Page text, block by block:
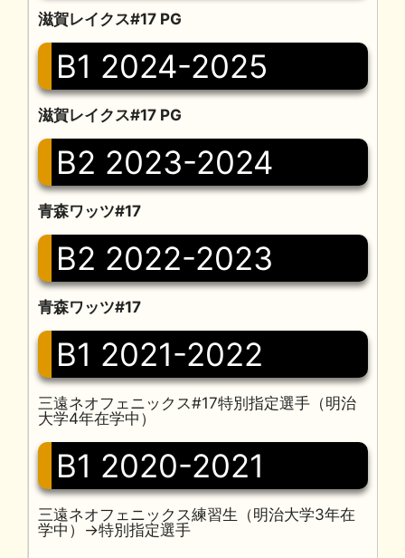
滋賀レイクス#17 PG
B1 2024-2025
滋賀レイクス#17 PG
B2 2023-2024
青森ワッツ#17
B2 2022-2023
青森ワッツ#17
B1 2021-2022
三遠ネオフェニックス#17特別指定選手（明治
大学4年在学中）
B1 2020-2021
三遠ネオフェニックス練習生（明治大学3年在
学中）→特別指定選手